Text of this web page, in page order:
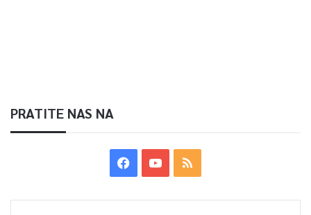
PRATITE NAS NA